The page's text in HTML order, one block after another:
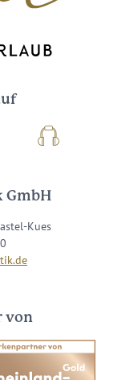
Podcast
GmbH
Kues
von